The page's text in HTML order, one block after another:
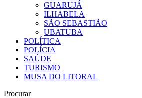
GUARUJÁ
ILHABELA
SÃO SEBASTIÃO
UBATUBA
POLÍTICA
POLÍCIA
SAÚDE
TURISMO
MUSA DO LITORAL
Procurar